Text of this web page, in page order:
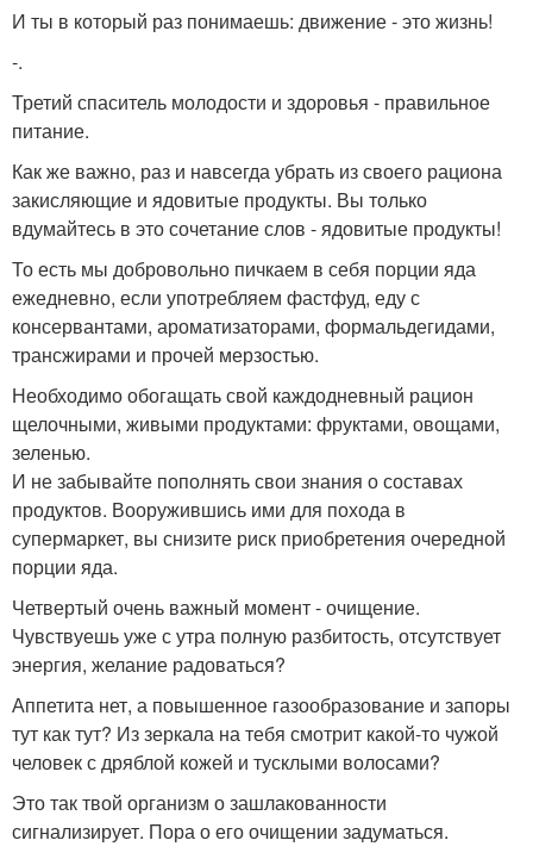
И ты в который раз понимаешь: движение - это жизнь!
-.
Третий спаситель молодости и здоровья - правильное
питание.
Как же важно, раз и навсегда убрать из своего рациона
закисляющие и ядовитые продукты. Вы только
вдумайтесь в это сочетание слов - ядовитые продукты!
То есть мы добровольно пичкаем в себя порции яда
ежедневно, если употребляем фастфуд, еду с
консервантами, ароматизаторами, формальдегидами,
трансжирами и прочей мерзостью.
Необходимо обогащать свой каждодневный рацион
щелочными, живыми продуктами: фруктами, овощами,
зеленью.
И не забывайте пополнять свои знания о составах
продуктов. Вооружившись ими для похода в
супермаркет, вы снизите риск приобретения очередной
порции яда.
Четвертый очень важный момент - очищение.
Чувствуешь уже с утра полную разбитость, отсутствует
энергия, желание радоваться?
Аппетита нет, а повышенное газообразование и запоры
тут как тут? Из зеркала на тебя смотрит какой-то чужой
человек с дряблой кожей и тусклыми волосами?
Это так твой организм о зашлакованности
сигнализирует. Пора о его очищении задуматься.